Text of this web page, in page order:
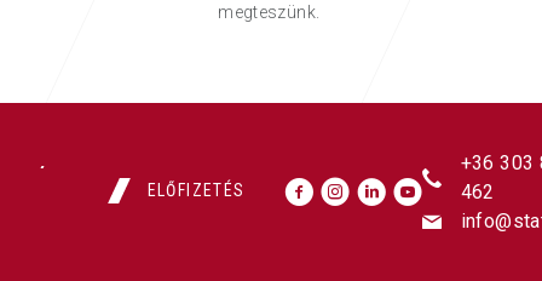
megteszünk.
ELŐFIZETÉS
+36 303
462